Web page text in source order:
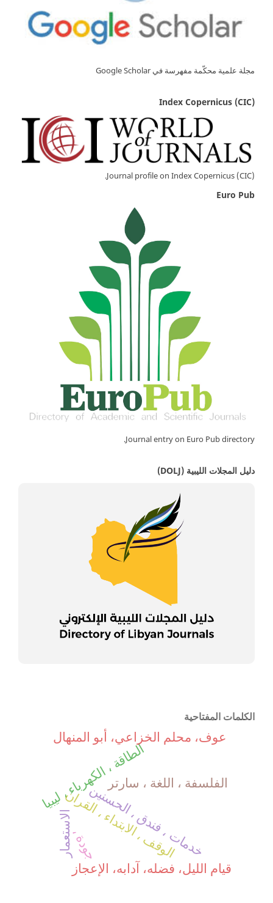
مجلة علمية محكّمة مفهرسة في Google Scholar
Index Copernicus (CIC)
Journal profile on Index Copernicus (CIC).
Euro Pub
Journal entry on Euro Pub directory.
دليل المجلات الليبية (DOLJ)
الكلمات المفتاحية
الطاقة ، الكهرباء ، ليبيا
الوقف ، الابتداء ، القران
جودة ،خدمات ، فندق ، الحسنين الاستعمار
الفلسفة ، اللغة ، سارتر
قيام الليل، فضله، آدابه، الإعجاز
عوف، محلم الخزاعي، أبو المنهال